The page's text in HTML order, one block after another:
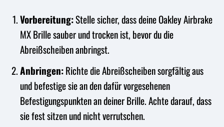
Vorbereitung:Stelle sicher, dass deine Oakley Airbrake
MX Brille sauber und trocken ist, bevor du die
Abreißscheiben anbringst.
Anbringen:Richte die Abreißscheiben sorgfältig aus
und befestige sie an den dafür vorgesehenen
Befestigungspunkten an deiner Brille. Achte darauf, dass
sie fest sitzen und nicht verrutschen.